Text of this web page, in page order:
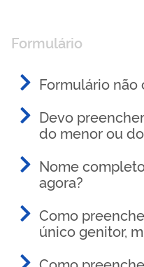
Formulário
Formulário
Devo
do menor ou
Nome
agora?
Como
único genitor,